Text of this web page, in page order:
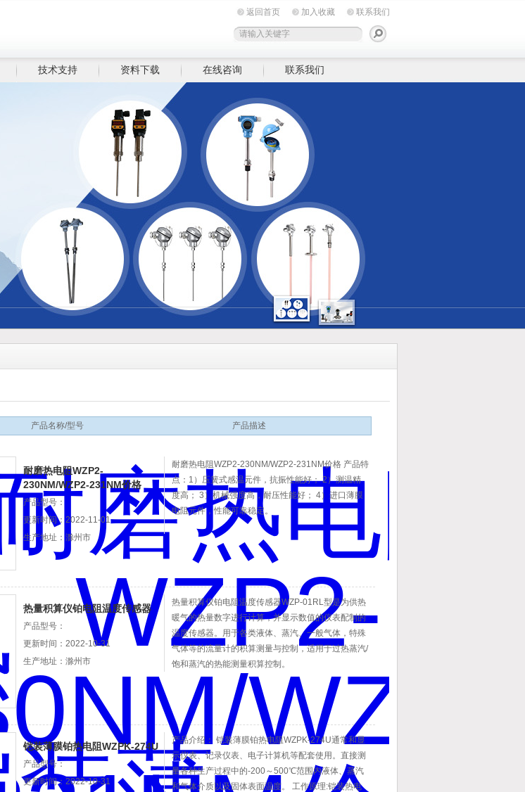
返回首页 加入收藏 联系我们
技术支持 资料下载 在线咨询 联系我们
产品名称/型号 产品描述
耐磨热电阻WZP2-
230NM/WZP2-231NM价格
产品型号：
更新时间：2022-11-01
生产地址：滁州市
耐磨热电阻WZP2-230NM/WZP2-231NM价格 产品特
点：1）压簧式感温元件，抗振性能好； 2）测温精
度高； 3）机械强度高，耐压性能好； 4）进口薄膜
电阻元件，性能可靠稳定。
热量积算仪铂电阻温度传感器
产品型号：
更新时间：2022-10-31
生产地址：滁州市
热量积算仪铂电阻温度传感器WZP-01RL型是为供热
暖气的热量数字进行计算，并显示数值的仪表配制的
温度传感器。用于各类液体、蒸汽、一般气体，特殊
气体等的流量计的积算测量与控制，适用于过热蒸汽/
饱和蒸汽的热能测量积算控制。
铠装薄膜铂热电阻WZPK-274U
产品型号：
更新时间：2022-10-31
产品介绍： 铠装薄膜铂热电阻WZPK-274U通常和显
示仪表、记录仪表、电子计算机等配套使用。直接测
量各种生产过程中的-200～500℃范围内液体、蒸汽
和气体介质以及固体表面温度。 工作原理:铠装热电